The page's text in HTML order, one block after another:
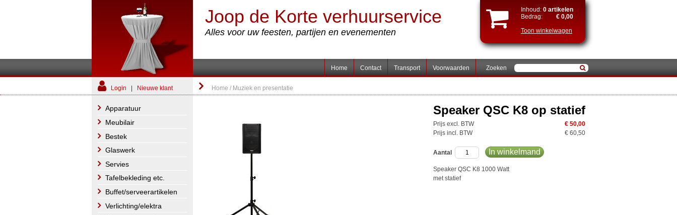
Joop de Korte verhuurservice
Alles voor uw feesten, partijen en evenementen
Inhoud: 0 artikelen
Bedrag:
€ 0,00
Toon winkelwagen
Zoeken
Home Contact Transport Voorwaarden
Login Nieuwe klant Home / Muziek en presentatie
Apparatuur
Meubilair
Bestek
Glaswerk
Servies
Tafelbekleding etc.
Buffet/serveerartikelen
Verlichting/elektra
Speaker QSC K8 op statief
Prijs excl. BTW
€ 50,00
Prijs incl. BTW
€ 60,50
Aantal In winkelmand
Speaker QSC K8 1000 Watt
met statief